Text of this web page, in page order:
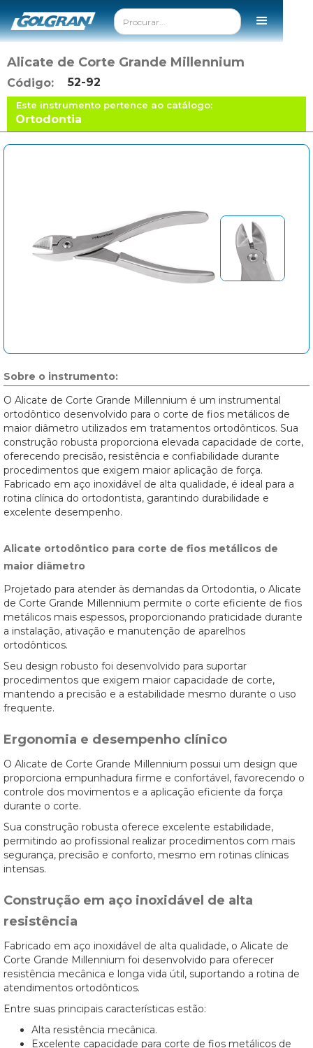
Alicate de Corte Grande Millennium
Código: 52-92
Este instrumento pertence ao catálogo:
Ortodontia
Sobre o instrumento:
O Alicate de Corte Grande Millennium é um instrumental
ortodôntico desenvolvido para o corte de fios metálicos de
maior diâmetro utilizados em tratamentos ortodônticos. Sua
construção robusta proporciona elevada capacidade de corte,
oferecendo precisão, resistência e confiabilidade durante
procedimentos que exigem maior aplicação de força.
Fabricado em aço inoxidável de alta qualidade, é ideal para a
rotina clínica do ortodontista, garantindo durabilidade e
excelente desempenho.
Alicate ortodôntico para corte de fios metálicos de
maior diâmetro
Projetado para atender às demandas da Ortodontia, o Alicate
de Corte Grande Millennium permite o corte eficiente de fios
metálicos mais espessos, proporcionando praticidade durante
a instalação, ativação e manutenção de aparelhos
ortodônticos.
Seu design robusto foi desenvolvido para suportar
procedimentos que exigem maior capacidade de corte,
mantendo a precisão e a estabilidade mesmo durante o uso
frequente.
Ergonomia e desempenho clínico
O Alicate de Corte Grande Millennium possui um design que
proporciona empunhadura firme e confortável, favorecendo o
controle dos movimentos e a aplicação eficiente da força
durante o corte.
Sua construção robusta oferece excelente estabilidade,
permitindo ao profissional realizar procedimentos com mais
segurança, precisão e conforto, mesmo em rotinas clínicas
intensas.
Construção em aço inoxidável de alta
resistência
Fabricado em aço inoxidável de alta qualidade, o Alicate de
Corte Grande Millennium foi desenvolvido para oferecer
resistência mecânica e longa vida útil, suportando a rotina de
atendimentos ortodônticos.
Entre suas principais características estão:
Alta resistência mecânica.
Excelente capacidade para corte de fios metálicos de